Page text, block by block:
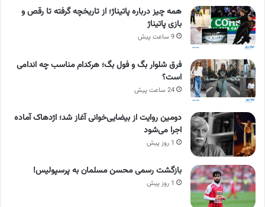
همه چیز درباره پاتیناژ؛ از تاریخچه گرفته تا رقص و
بازی پاتیناژ
9 ساعت پیش
فرق شلوار بگ و فول بگ؛ هرکدام مناسب چه اندامی
است؟
24 ساعت پیش
دومین روایت از بیضایی‌خوانی آغاز شد؛ اژدهاک آماده
اجرا می‌شود
1 روز پیش
بازگشت رسمی محسن مسلمان به پرسپولیس!
1 روز پیش